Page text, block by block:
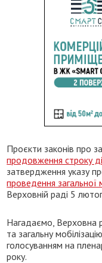
Проєкти законів про
продовження строку
затвердження указу
проведення загальної
Верховній раді 5
Нагадаємо, Верховна
та загальну мобілізацію
голосуванням на
року.